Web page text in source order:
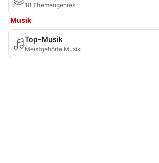
18 Themengenres
Musik
Top-Musik
Meistgehörte Musik